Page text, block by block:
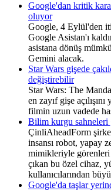
Google'dan kritik
oluyor
Google, 4 Eylül'den
Google Asistan'ı
asistana dönüş
Gemini alacak.
Star Wars gişede
değiştirebilir
Star Wars: The
en zayıf gişe
filmin uzun vadede
Bilim kurgu
ÇinliAheadForm
insansı robot, yapay
mimikleriyle görenleri
çıkan bu özel cihaz,
kullanıcılarından
Google'da taşlar